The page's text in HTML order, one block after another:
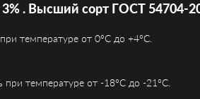
. Высший сорт ГОСТ 54704-
температуре от 0°C до +4°C.
температуре от -18°C до -21°C.